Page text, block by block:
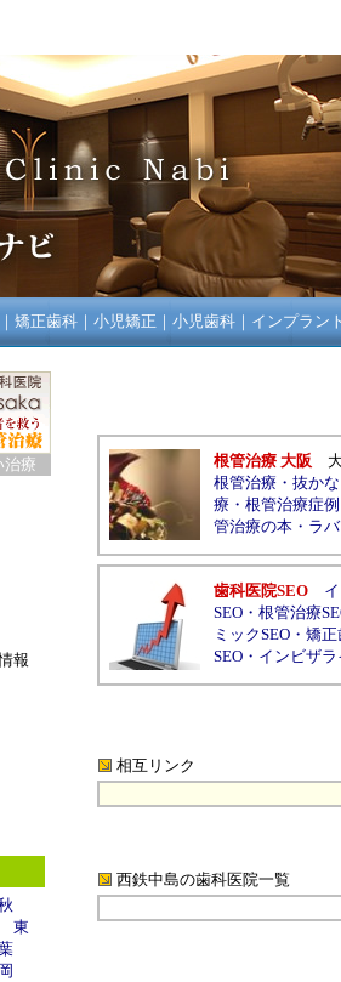
｜ 矯正歯科｜ 小児矯正 ｜ 小児歯科｜ インプラン
治療
報
東
根管治療 大阪
根管治療・ 抜か
療・ 根管治療症例
管治療の本・ ラ
歯科医院SEO
SEO・ 根管治療
ミックSEO・ 矯正
SEO・ インビザラ
相互リンク
西鉄中島の歯科医院一覧